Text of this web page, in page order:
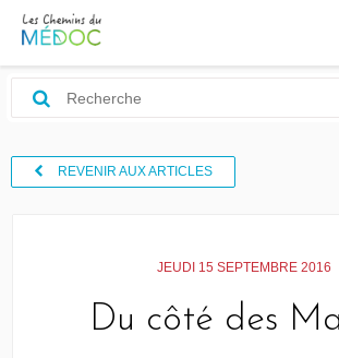
REVENIR AUX ARTICLES
JEUDI 15 SEPTEMBRE 2016
Du côté des